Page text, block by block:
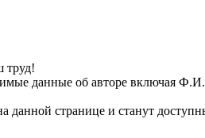
труд!
данные об авторе включая
странице и станут